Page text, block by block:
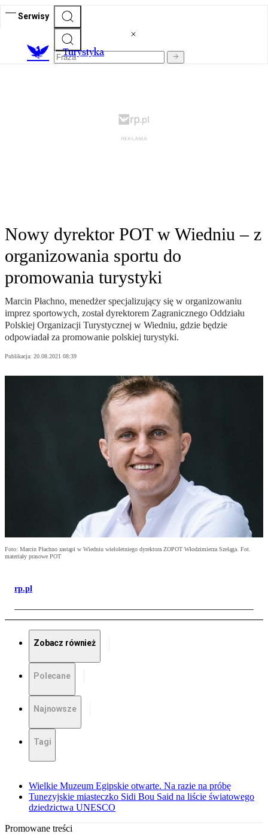
Serwisy
Turystyka
Nowy dyrektor POT w Wiedniu – z
organizowania sportu do
promowania turystyki
Marcin Płachno, menedżer specjalizujący się w organizowaniu
imprez sportowych, został dyrektorem Zagranicznego Oddziału
Polskiej Organizacji Turystycznej w Wiedniu, gdzie będzie
odpowiadał za promowanie polskiej turystyki.
Publikacja: 20.08.2021 08:39
Foto: Marcin Płachno zastąpi w Wiedniu wieloletniego dyrektora ZOPOT Włodzimierza Szeląga. Fot.
materiały prasowe POT
rp.pl
Zobacz również
Polecane
Najnowsze
Tagi
Wielkie Muzeum Egipskie otwarte. Na razie na próbę
Tunezyjskie miasteczko Sidi Bou Said na liście światowego
dziedzictwa UNESCO
Promowane treści